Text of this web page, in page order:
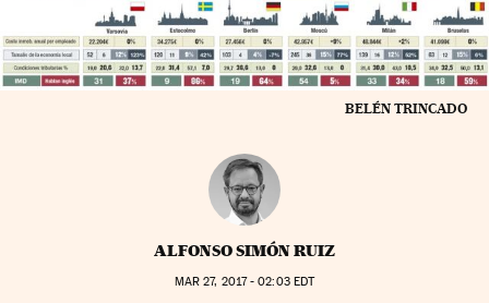
BELÉN TRINCADO
ALFONSO SIMÓN RUIZ
MAR 27, 2017 - 02:03EDT